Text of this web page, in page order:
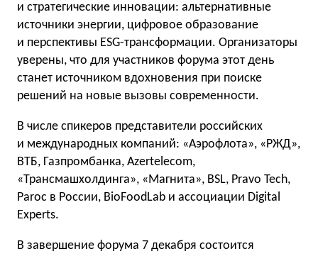
и стратегические инновации: альтернативные
источники энергии, цифровое образование
и перспективы ESG-трансформации. Организаторы
уверены, что для участников форума этот день
станет источником вдохновения при поиске
решений на новые вызовы современности.
В числе спикеров представители российских
и международных компаний: «Аэрофлота», «РЖД»,
ВТБ, Газпромбанка, Azertelecom,
«Трансмашхолдинга», «Магнита», BSL, Pravo Tech,
Paroc в России, BioFoodLab и ассоциации Digital
Experts.
В завершение форума 7 декабря состоится